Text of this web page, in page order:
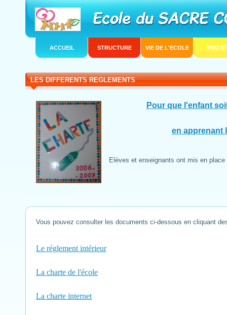
ACCUEIL STRUCTURE VIE DE L'ECOLE
LES DIFFERENTS REGLEMENTS
Pour que l'enfant
en apprenant
Elèves et enseignants ont mis en
Vous pouvez consulter les documents ci-dessous en cliquant
Le réglement intérieur
La charte de l'école
La charte internet